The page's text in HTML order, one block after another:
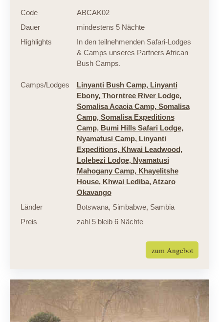
Code
ABCAK02
Dauer
mindestens 5 Nächte
Highlights
In den teilnehmenden Safari-Lodges
& Camps unseres Partners African
Bush Camps.
Camps/Lodges Linyanti Bush Camp, Linyanti
Ebony, Thorntree River Lodge,
Somalisa Acacia Camp, Somalisa
Camp, Somalisa Expeditions
Camp, Bumi Hills Safari Lodge,
Nyamatusi Camp, Linyanti
Expeditions, Khwai Leadwood,
Lolebezi Lodge, Nyamatusi
Mahogany Camp, Khayelitshe
House, Khwai Lediba, Atzaro
Okavango
Länder
Botswana, Simbabwe, Sambia
Preis
zahl 5 bleib 6 Nächte
zum Angebot